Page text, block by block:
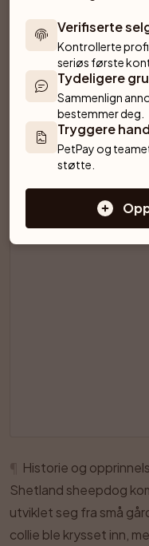
Blue merle er en
bærer merleanlegg,
medfører risiko for
hørsel. Svenska
for avkom etter to
for skjult merle hos
Historie og
Shetland sheepdog
utviklet seg fra små
collie ble krysset inn,
Verifiserte
Kontrollerte
seriøs første
Tydeligere
Sammenlign
bestemmer deg.
Tryggere
PetPay og
støtte.